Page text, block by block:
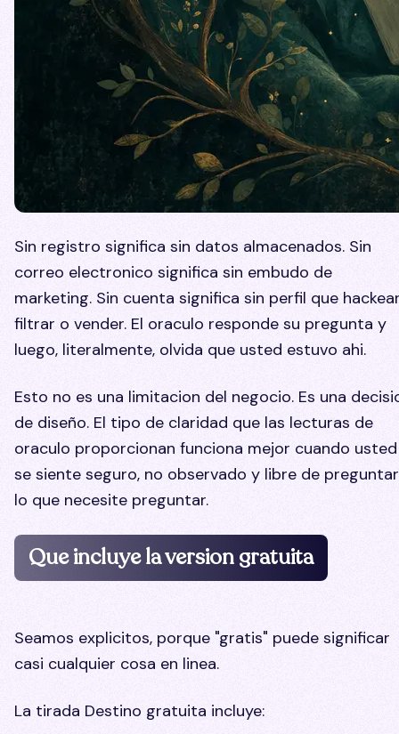
Sin registro significa sin datos almacenados. Sin
correo electronico significa sin embudo de
marketing. Sin cuenta significa sin perfil que
filtrar o vender. El oraculo responde su pregunta y
luego, literalmente, olvida que usted estuvo ahi.
Esto no es una limitacion del negocio. Es una
de diseño. El tipo de claridad que las lecturas de
oraculo proporcionan funciona mejor cuando usted
se siente seguro, no observado y libre de preguntar
lo que necesite preguntar.
Que incluye la version gratuita
Seamos explicitos, porque "gratis" puede significar
casi cualquier cosa en linea.
La tirada Destino gratuita incluye: